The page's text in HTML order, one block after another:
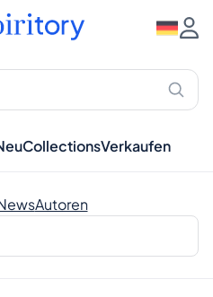
CollectionsVerkaufen
Autoren